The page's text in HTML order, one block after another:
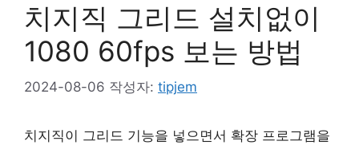
치지직 그리드 설치없이
1080 60fps 보는 방법
2024-08-06 작성자: tipjem
치지직이 그리드 기능을 넣으면서 확장 프로그램을